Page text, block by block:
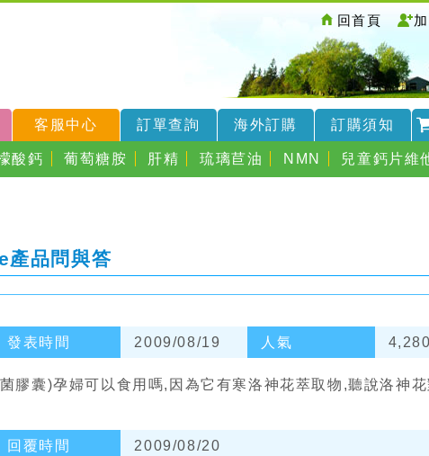
回首頁
客服中心 訂單查詢 海外訂購 訂購須知
酸鈣 葡萄糖胺 肝精 琉璃苣油 NMN 兒童鈣片維
產品問與答
發表時間 2009/08/19 人氣 4,280
膠囊)孕婦可以食用嗎,因為它有寒洛神花萃取物,聽說洛神
回覆時間 2009/08/20